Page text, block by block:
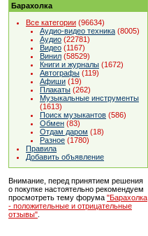
Барахолка
Все категории (96634)
Аудио-видео техника (8005)
Аудио (22781)
Видео (1167)
Винил (58529)
Книги и журналы (1672)
Автографы (119)
Афиши (19)
Плакаты (262)
Музыкальные инструменты
(1613)
Поиск музыкантов (586)
Обмен (83)
Отдам даром (18)
Разное (1780)
Правила
Добавить объявление
Внимание, перед принятием решения
о покупке настоятельно рекомендуем
просмотреть тему форума "Барахолка
- положительные и отрицательные
отзывы"